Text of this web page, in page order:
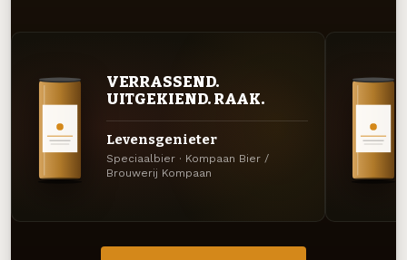
VERRASSEND.
UITGEKIEND. RAAK.
Levensgenieter
Speciaalbier · Kompaan Bier /
Brouwerij Kompaan